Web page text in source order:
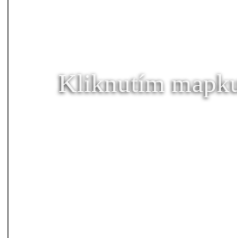
Kliknutím